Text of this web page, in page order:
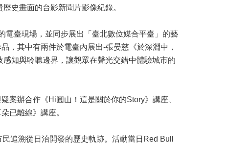
史畫面的台影新聞片影像紀錄。
電臺現場，並同步展出「臺北數位媒合平臺」的藝
，其中有兩件於電臺內展出-張晏慈《於深淵中，
知與聆聽邊界，讓觀眾在聲光交錯中體驗城市的
案辦合作《Hi圓山！這是關於你的Story》講座、
已離線》講座。
追溯從日治開發的歷史軌跡。活動當日Red Bull